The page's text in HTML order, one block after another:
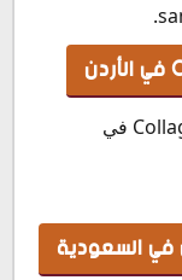
يتوفر دواء روبن كولاجين سي شراب Collagen C في
السعودية